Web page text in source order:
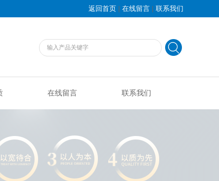
返回首页 | 在线留言 | 联系我们
在线留言 联系我们